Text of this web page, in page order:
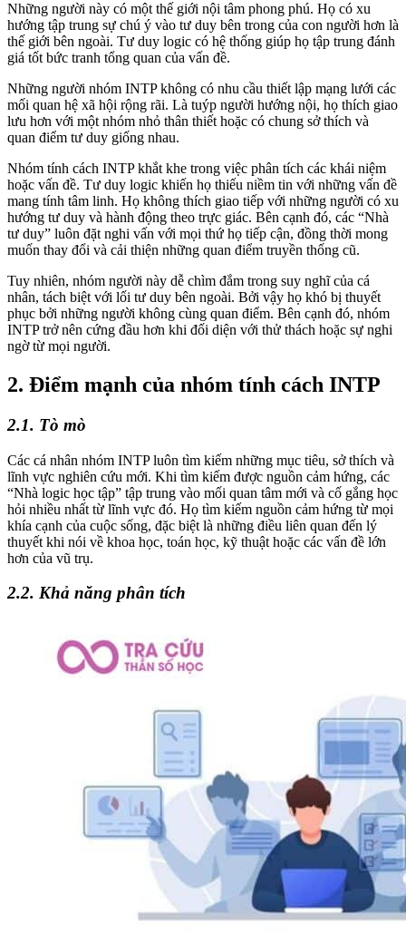
Những người này có một thế giới nội tâm phong phú. Họ có xu
hướng tập trung sự chú ý vào tư duy bên trong của con người hơn là
thế giới bên ngoài. Tư duy logic có hệ thống giúp họ tập trung đánh
giá tốt bức tranh tổng quan của vấn đề.
Những người nhóm INTP không có nhu cầu thiết lập mạng lưới các
mối quan hệ xã hội rộng rãi. Là tuýp người hướng nội, họ thích giao
lưu hơn với một nhóm nhỏ thân thiết hoặc có chung sở thích và
quan điểm tư duy giống nhau.
Nhóm tính cách INTP khắt khe trong việc phân tích các khái niệm
hoặc vấn đề. Tư duy logic khiến họ thiếu niềm tin với những vấn đề
mang tính tâm linh. Họ không thích giao tiếp với những người có xu
hướng tư duy và hành động theo trực giác. Bên cạnh đó, các “Nhà
tư duy” luôn đặt nghi vấn với mọi thứ họ tiếp cận, đồng thời mong
muốn thay đổi và cải thiện những quan điểm truyền thống cũ.
Tuy nhiên, nhóm người này dễ chìm đắm trong suy nghĩ của cá
nhân, tách biệt với lối tư duy bên ngoài. Bởi vậy họ khó bị thuyết
phục bởi những người không cùng quan điểm. Bên cạnh đó, nhóm
INTP trở nên cứng đầu hơn khi đối diện với thử thách hoặc sự nghi
ngờ từ mọi người.
2. Điểm mạnh của nhóm tính cách INTP
2.1. Tò mò
Các cá nhân nhóm INTP luôn tìm kiếm những mục tiêu, sở thích và
lĩnh vực nghiên cứu mới. Khi tìm kiếm được nguồn cảm hứng, các
“Nhà logic học tập” tập trung vào mối quan tâm mới và cố gắng học
hỏi nhiều nhất từ lĩnh vực đó. Họ tìm kiếm nguồn cảm hứng từ mọi
khía cạnh của cuộc sống, đặc biệt là những điều liên quan đến lý
thuyết khi nói về khoa học, toán học, kỹ thuật hoặc các vấn đề lớn
hơn của vũ trụ.
2.2. Khả năng phân tích